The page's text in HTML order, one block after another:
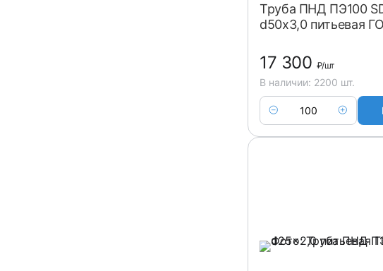
Труба ПНД ПЭ100
d50x3,0 питьевая
17 300 ₽/шт
В наличии: 2200 шт.